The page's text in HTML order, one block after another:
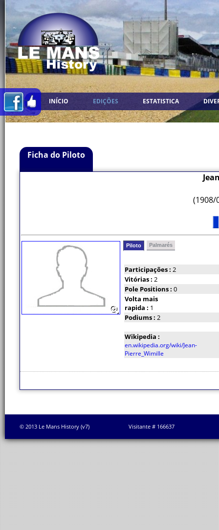
INÍCIO EDIÇÕES ESTATISTICA
Ficha do Piloto
(1908/
Piloto Palmarés
Participações : 2
Vitórias : 2
Pole Positions : 0
Volta mais
rapida : 1
Podiums : 2
Wikipedia :
en.wikipedia.org/wiki/Jean-
Pierre_Wimille
© 2013 Le Mans History (v7) Visitante # 166637